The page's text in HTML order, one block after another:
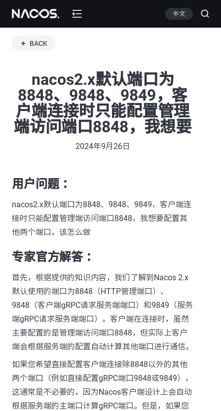
中文
BACK
nacos2.x默认端口为
8848、9848、9849，客
户端连接时只能配置管理
端访问端口8848，我想要
2024年9月26日
用户问题 ：
nacos2.x默认端口为8848、9848、9849，客户端连
接时只能配置管理端访问端口8848，我想要配置其
他两个端口，该怎么做
专家官方解答 ：
首先，根据提供的知识内容，我们了解到Nacos 2.x
默认使用的端口为8848（HTTP管理端口）、
9848（客户端gRPC请求服务端端口）和9849（服务
端gRPC请求服务端端口）。客户端在连接时，虽然
主要配置的是管理端访问端口8848，但实际上客户
端会根据服务端的配置自动计算其他端口进行通信。
如果您希望直接配置客户端连接除8848以外的其他
两个端口（例如直接配置gRPC端口9848或9849），
这通常是不必要的，因为Nacos客户端设计上会自动
根据服务端的主端口计算gRPC端口。但是，如果您